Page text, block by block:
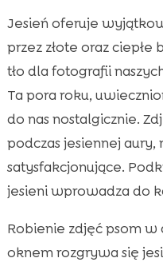
Jesień oferuje
przez złote oraz
tło dla fotografii
Ta pora roku,
do nas nostalgicznie.
podczas jesiennej
satysfakcjonujące.
jesieni wprowadza do
Robienie zdjęć psom w
oknem rozgrywa się